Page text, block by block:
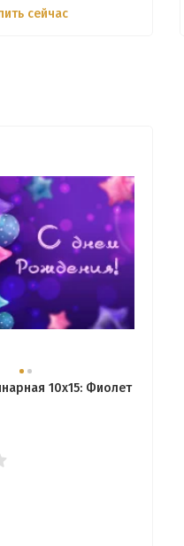
сейчас
10x15: Фиолет